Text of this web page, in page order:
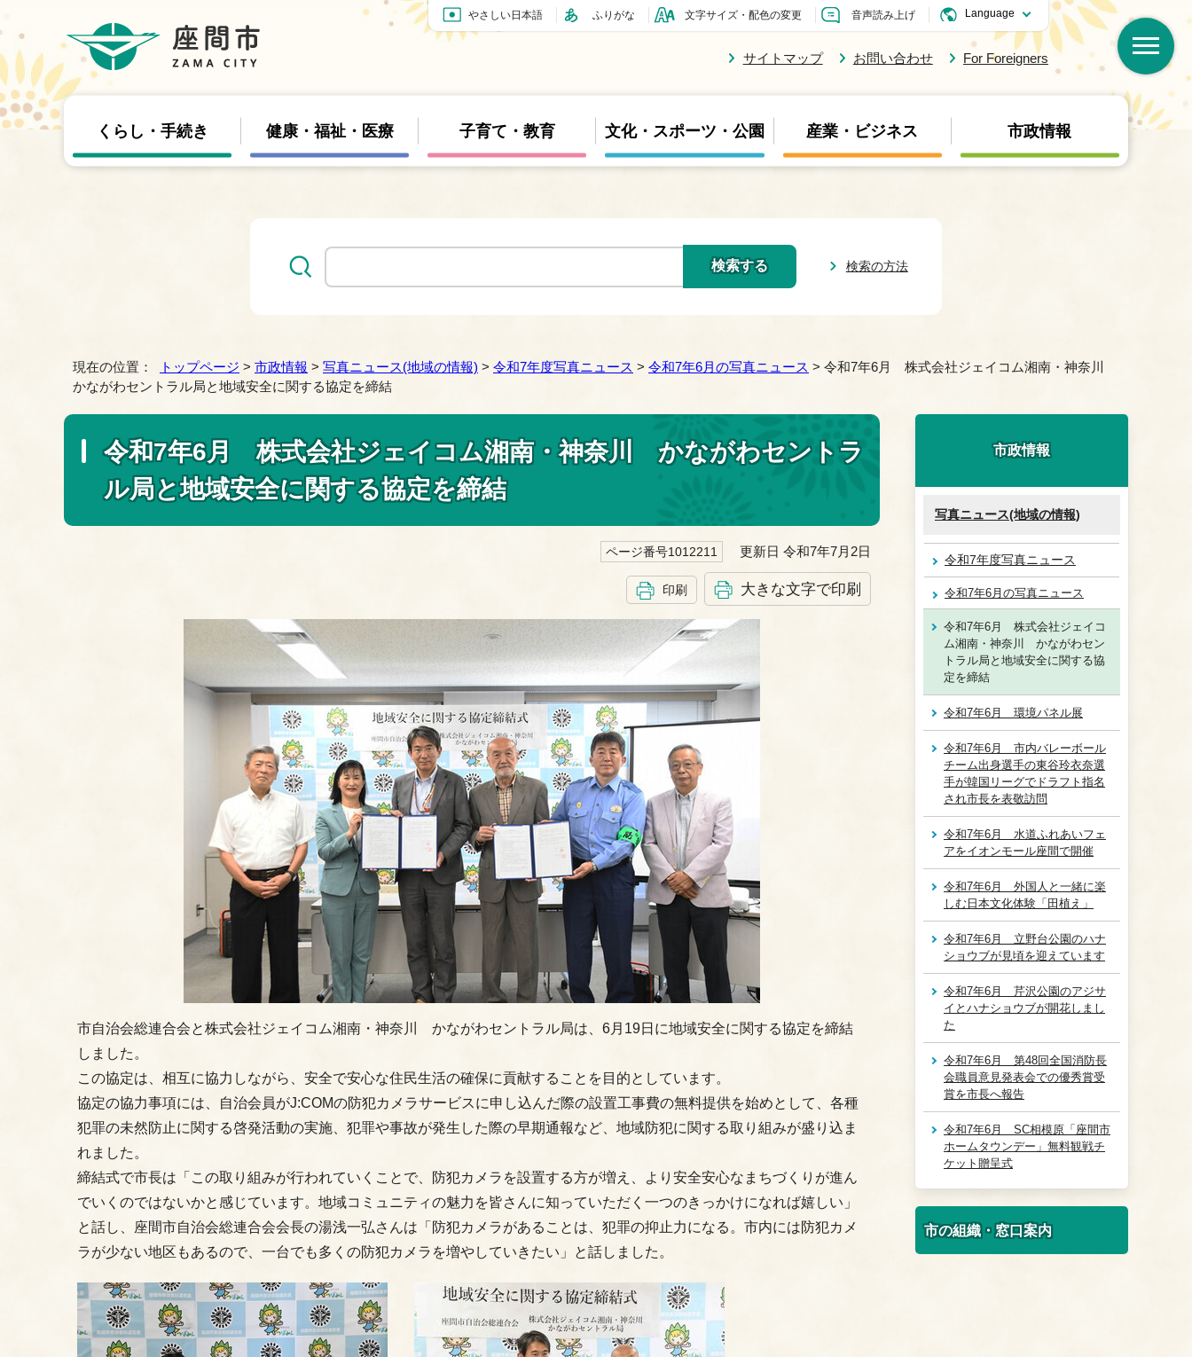
やさしい日本語 ふりがな 文字サイズ・配色の変更 音声読み上げ
サイトマップ お問い合わせ For Foreigners
くらし・手続き 健康・福祉・医療 子育て・教育 文化・スポーツ・公園 産業・ビジネス 市政情報
検索の方法
現在の位置： トップページ > 市政情報 > 写真ニュース(地域の情報) > 令和7年度写真ニュース > 令和7年6月の写真ニュース > 令和7年6月 株式会社ジェイコム湘南・神奈川
かながわセントラル局と地域安全に関する協定を締結
令和7年6月 株式会社ジェイコム湘南・神奈川 かながわセントラ
ル局と地域安全に関する協定を締結
ページ番号1012211 更新日 令和7年7月2日
印刷 大きな文字で印刷
市自治会総連合会と株式会社ジェイコム湘南・神奈川 かながわセントラル局は、6月19日に地域安全に関する協定を締結
しました。
この協定は、相互に協力しながら、安全で安心な住民生活の確保に貢献することを目的としています。
協定の協力事項には、自治会員がJ:COMの防犯カメラサービスに申し込んだ際の設置工事費の無料提供を始めとして、各種
犯罪の未然防止に関する啓発活動の実施、犯罪や事故が発生した際の早期通報など、地域防犯に関する取り組みが盛り込ま
れました。
締結式で市長は「この取り組みが行われていくことで、防犯カメラを設置する方が増え、より安全安心なまちづくりが進ん
でいくのではないかと感じています。地域コミュニティの魅力を皆さんに知っていただく一つのきっかけになれば嬉しい」
と話し、座間市自治会総連合会会長の湯浅一弘さんは「防犯カメラがあることは、犯罪の抑止力になる。市内には防犯カメ
ラが少ない地区もあるので、一台でも多くの防犯カメラを増やしていきたい」と話しました。
市政情報
写真ニュース(地域の情報)
令和7年度写真ニュース
令和7年6月の写真ニュース
令和7年6月 株式会社ジェイコ
ム湘南・神奈川 かながわセン
トラル局と地域安全に関する協
定を締結
令和7年6月 環境パネル展
令和7年6月 市内バレーボール
チーム出身選手の東谷玲衣奈選
手が韓国リーグでドラフト指名
され市長を表敬訪問
令和7年6月 水道ふれあいフェ
アをイオンモール座間で開催
令和7年6月 外国人と一緒に楽
しむ日本文化体験「田植え」
令和7年6月 立野台公園のハナ
ショウブが見頃を迎えています
令和7年6月 芹沢公園のアジサ
イとハナショウブが開花しまし
た
令和7年6月 第48回全国消防長
会職員意見発表会での優秀賞受
賞を市長へ報告
令和7年6月 SC相模原「座間市
ホームタウンデー」無料観戦チ
ケット贈呈式
市の組織・窓口案内